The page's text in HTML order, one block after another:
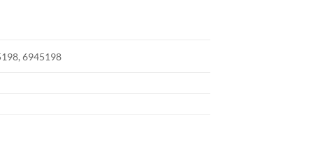
6945198